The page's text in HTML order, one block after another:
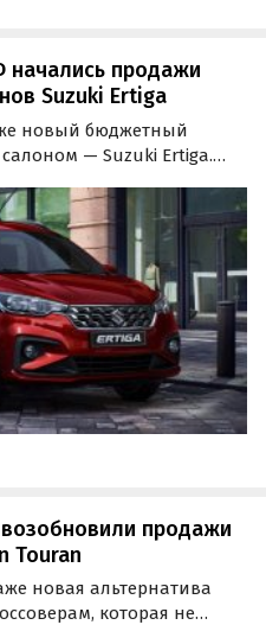
начались продажи
Suzuki Ertiga
новый бюджетный
— Suzuki Ertiga.
и под заказ, а цены на
по цене от 1 925
продажи
Touran
новая альтернатива
которая не